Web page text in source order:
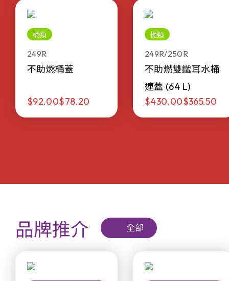
桶類
249R
不助燃桶蓋
$92.00$78.20
桶類
249R/250R
不助燃雙鐵耳水桶
連蓋 (64 L)
$430.00$365.50
品牌推介 全部